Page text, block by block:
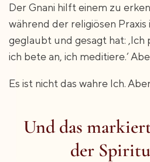
Der Gnani hilft einem zu
während der religiösen
geglaubt und gesagt hat: ‚Ich
ich bete an, ich meditiere.‘
Es ist nicht das wahre Ich.
Und das
der